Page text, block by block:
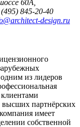
60А,
845-20-40
design.ru
из лидеров
высших партнёрских
имеет
собственной